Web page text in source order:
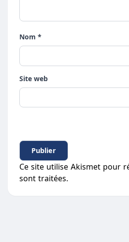
Nom *
Site web
Ce site utilise Akismet pour
sont traitées.